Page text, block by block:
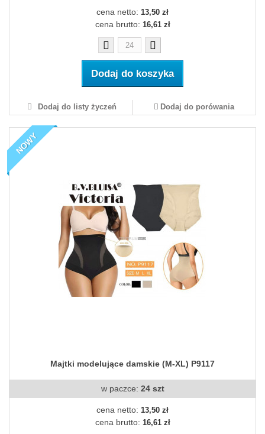
cena netto: 13,50 zł
cena brutto: 16,61 zł
Dodaj do koszyka
Dodaj do listy życzeń Dodaj do porówania
NOWY
Majtki modelujące damskie (M-XL) P9117
w paczce: 24 szt
cena netto: 13,50 zł
cena brutto: 16,61 zł